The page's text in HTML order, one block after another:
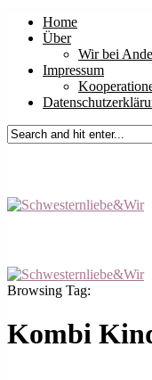
Home
Über
Wir bei
Impressum
Browsing Tag:
Kombi